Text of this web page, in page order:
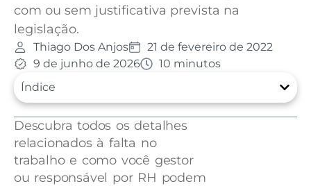
com ou sem justificativa prevista na
legislação.
Thiago Dos Anjos
21 de fevereiro de 2022
9 de junho de 2026
10 minutos
Índice
Descubra todos os detalhes
relacionados à falta no
trabalho e como você gestor
ou responsável por RH podem